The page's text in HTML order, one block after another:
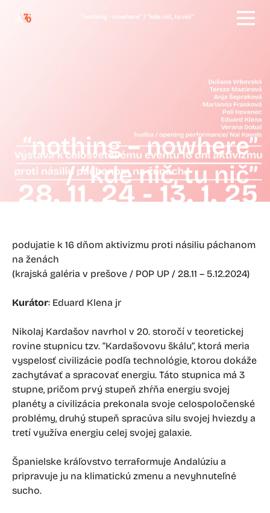
“nothing – nowhere”
/ “kde nič, tu nič”
podujatie k 16 dňom aktivizmu proti násiliu páchanom
na ženách
(krajská galéria v prešove / POP UP / 28.11 – 5.12.2024)
Kurátor: Eduard Klena jr
Nikolaj Kardašov navrhol v 20. storočí v teoretickej
rovine stupnicu tzv. “Kardašovovu škálu”, ktorá meria
vyspelosť civilizácie podľa technológie, ktorou dokáže
zachytávať a spracovať energiu. Táto stupnica má 3
stupne, pričom prvý stupeň zhŕňa energiu svojej
planéty a civilizácia prekonala svoje celospoločenské
problémy, druhý stupeň spracúva silu svojej hviezdy a
tretí využíva energiu celej svojej galaxie.
Španielske kráľovstvo terraformuje Andalúziu a
pripravuje ju na klimatickú zmenu a nevyhnuteľné
sucho.